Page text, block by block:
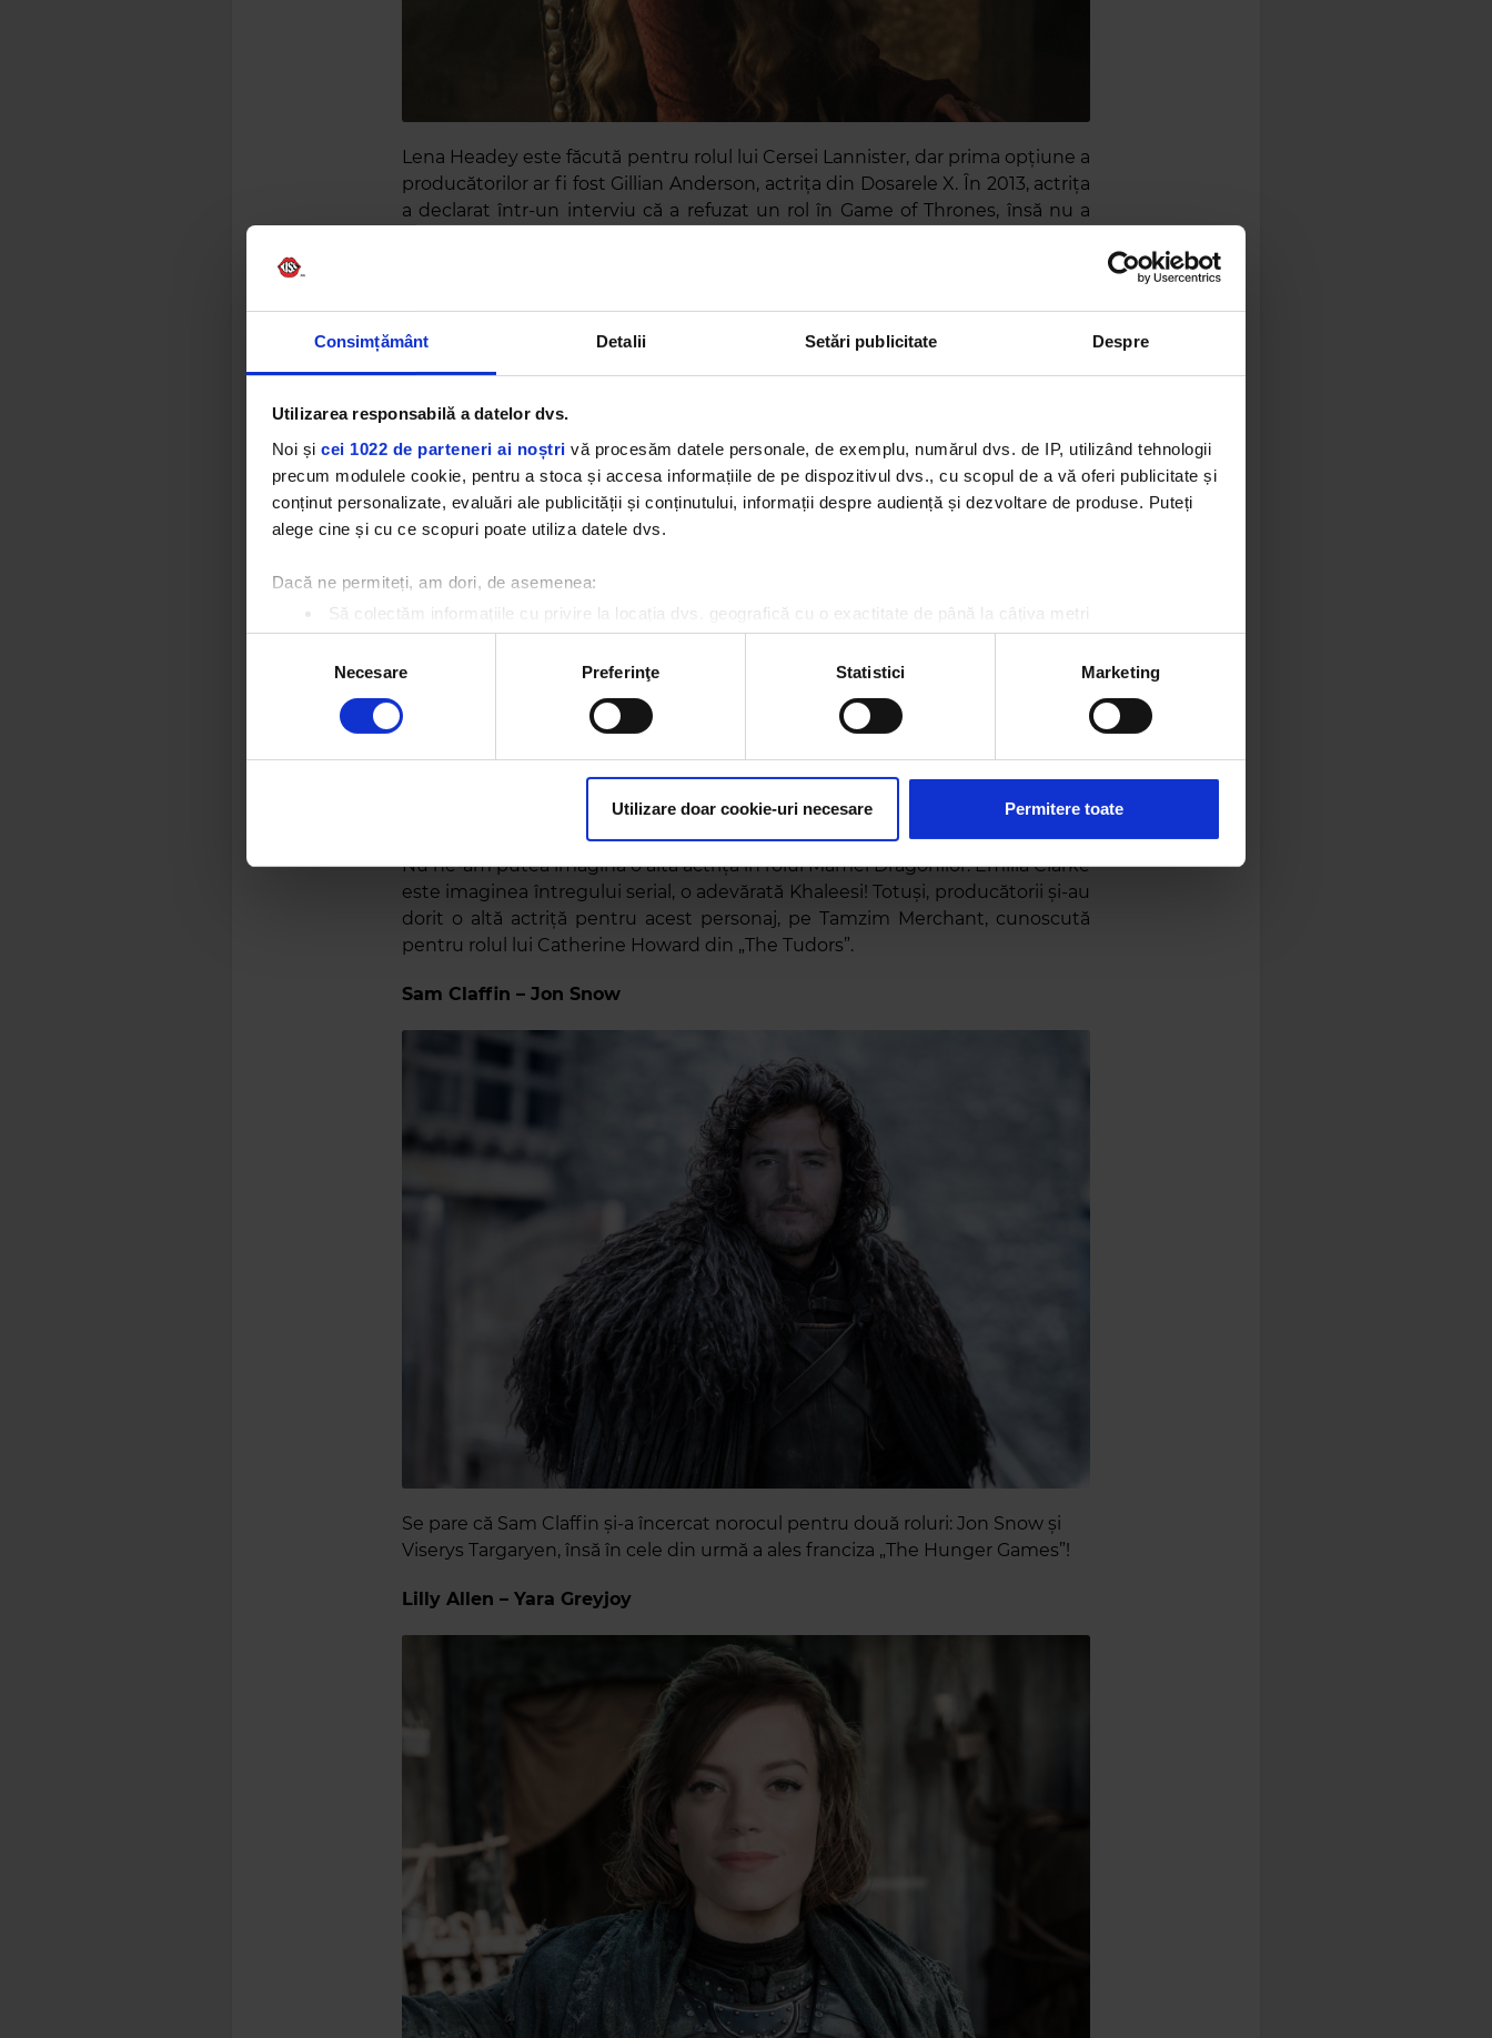
Consimțământ Detalii Setări publicitate Despre
Utilizarea responsabilă a datelor dvs.
Noi și cei 1022 de parteneri ai noștri vă procesăm datele personale, de exemplu, numărul dvs. de IP, utilizând tehnologii
precum modulele cookie, pentru a stoca și accesa informațiile de pe dispozitivul dvs., cu scopul de a vă oferi publicitate și
conținut personalizate, evaluări ale publicității și conținutului, informații despre audiență și dezvoltare de produse. Puteți
alege cine și cu ce scopuri poate utiliza datele dvs.
Dacă ne permiteți, am dori, de asemenea:
Să colectăm informațiile cu privire la locația dvs. geografică cu o exactitate de până la câțiva metri
Să vă identificăm dispozitivul scanândul-l în mod activ după caracteristici specifice (amprentare)
Găsiți mai multe informații despre procesarea datelor dvs. personale și configurați-vă preferințele la
secțiunea cu detalii
Vă puteți modifica sau retrage oricând acordul din Declarația despre modulele cookie.
traficul. De asemenea, le oferim partenerilor de rețele sociale, de publicitate și de analize informații cu privire la modul în
care folosiți site-ul nostru. Aceștia le pot combina cu alte informații oferite de dvs. sau culese în urma folosirii serviciilor
consimțământului
Necesare Preferinţe Statistici Marketing
Utilizare doar cookie-uri necesare Permitere toate
Lena Headey este făcută pentru rolul lui Cersei Lannister, dar prima opțiune a
producătorilor ar fi fost Gillian Anderson, actrița din Dosarele X. În 2013, actrița
a declarat într-un interviu că a refuzat un rol în Game of Thrones, însă nu a
Tamzin Merchant – Daenerys Targaryen
Nu ne-am putea imagina o altă actriță în rolul Mamei Dragonilor. Emilia Clarke
este imaginea întregului serial, o adevărată Khaleesi! Totuși, producătorii și-au
dorit o altă actriță pentru acest personaj, pe Tamzim Merchant, cunoscută
pentru rolul lui Catherine Howard din „The Tudors”.
Sam Claffin – Jon Snow
Se pare că Sam Claffin și-a încercat norocul pentru două roluri: Jon Snow și
Viserys Targaryen, însă în cele din urmă a ales franciza „The Hunger Games”!
Lilly Allen – Yara Greyjoy